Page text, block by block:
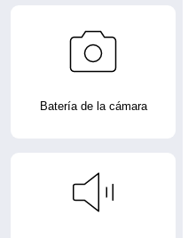
Batería de la cámara